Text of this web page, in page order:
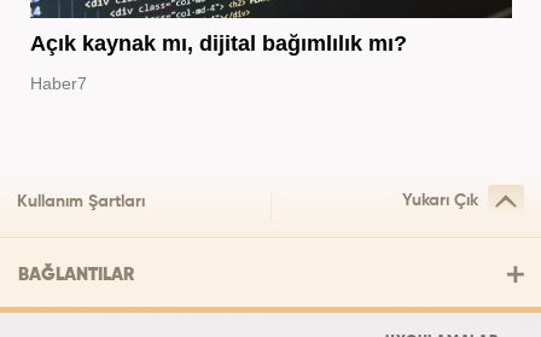
Açık kaynak mı, dijital bağımlılık mı?
Haber7
Kullanım Şartları Yukarı Çık
BAĞLANTILAR